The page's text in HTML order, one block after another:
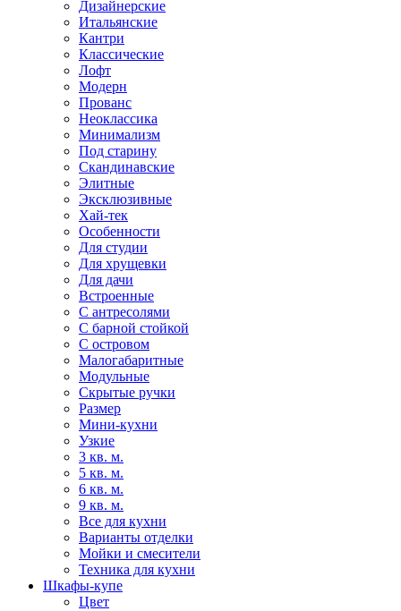
Дизайнерские
Итальянские
Кантри
Классические
Лофт
Модерн
Прованс
Неоклассика
Минимализм
Под старину
Скандинавские
Элитные
Эксклюзивные
Хай-тек
Особенности
Для студии
Для хрущевки
Для дачи
Встроенные
С антресолями
С барной стойкой
С островом
Малогабаритные
Модульные
Скрытые ручки
Размер
Мини-кухни
Узкие
3 кв. м.
5 кв. м.
6 кв. м.
9 кв. м.
Все для кухни
Варианты отделки
Мойки и смесители
Техника для кухни
Шкафы-купе
Цвет